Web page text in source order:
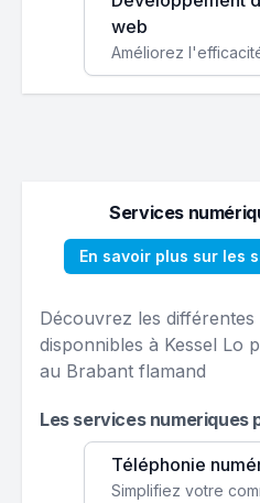
web
Services
En savoir plus sur les
Découvrez les
disponnibles à Kessel Lo
au Brabant flamand
Les services numeriques
Téléphonie